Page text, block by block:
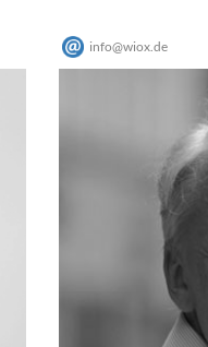
info@wiox .de